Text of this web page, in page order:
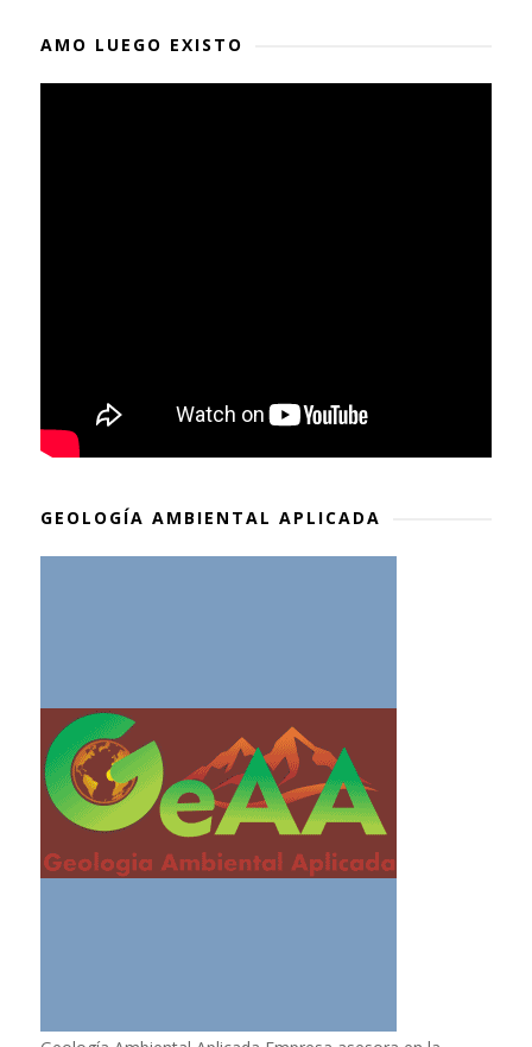
AMO LUEGO EXISTO
GEOLOGÍA AMBIENTAL APLICADA